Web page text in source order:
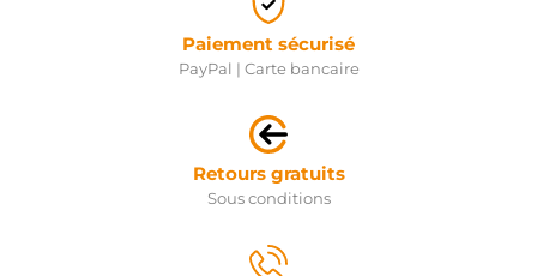
Paiement sécurisé
PayPal | Carte bancaire
Retours gratuits
Sous conditions